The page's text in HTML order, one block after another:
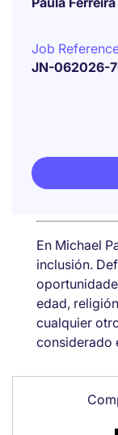
Job
JN-062026-
En Michael
inclusión.
edad,
cualquier
considerado